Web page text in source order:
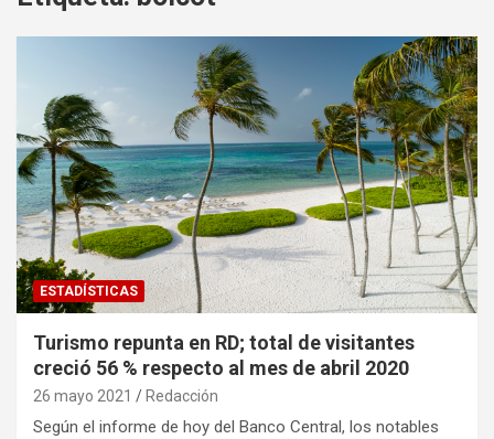
ESTADÍSTICAS
Turismo repunta en RD; total de visitantes
creció 56 % respecto al mes de abril 2020
26 mayo 2021 Redacción
Según el informe de hoy del Banco Central, los notables